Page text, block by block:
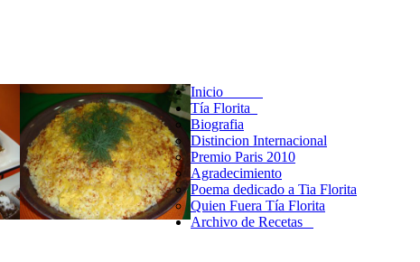
Inicio
Tía Florita
Biografia
Distincion Internacional
Premio Paris 2010
Agradecimiento
Poema dedicado a Tia Florita
Quien Fuera Tía Florita
Archivo de Recetas